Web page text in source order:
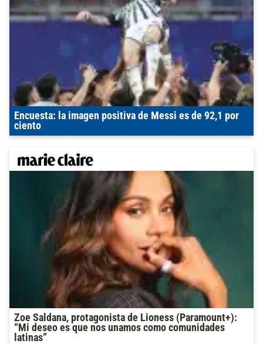
Encuesta: la imagen positiva de Messi es de 92,1 por
ciento
Zoe Saldana, protagonista de Lioness (Paramount+):
“Mi deseo es que nos unamos como comunidades
latinas”